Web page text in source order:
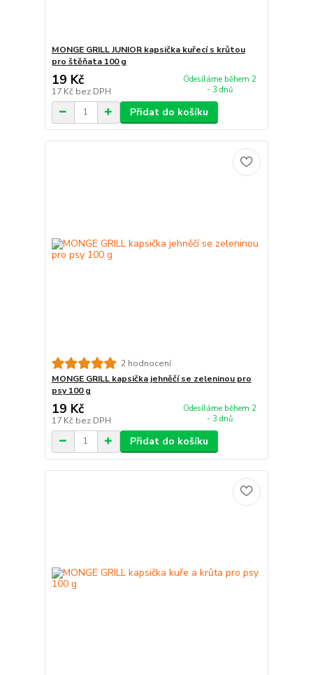
MONGE GRILL JUNIOR kapsička kuřecí s krůtou
pro štěňata 100 g
19 Kč
17 Kč bez DPH
Odesíláme během 2
- 3 dnů
Přidat do košíku
2 hodnocení
MONGE GRILL kapsička jehněčí se zeleninou pro
psy 100 g
19 Kč
17 Kč bez DPH
Odesíláme během 2
- 3 dnů
Přidat do košíku